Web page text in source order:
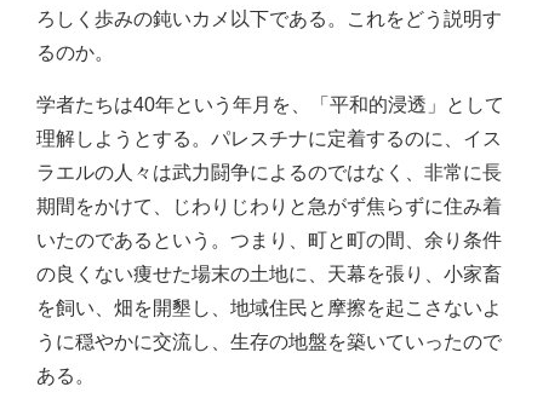
ろしく歩みの鈍いカメ以下である。これをどう説明す
るのか。
学者たちは40年という年月を、「平和的浸透」として
理解しようとする。パレスチナに定着するのに、イス
ラエルの人々は武力闘争によるのではなく、非常に長
期間をかけて、じわりじわりと急がず焦らずに住み着
いたのであるという。つまり、町と町の間、余り条件
の良くない痩せた場末の土地に、天幕を張り、小家畜
を飼い、畑を開墾し、地域住民と摩擦を起こさないよ
うに穏やかに交流し、生存の地盤を築いていったので
ある。